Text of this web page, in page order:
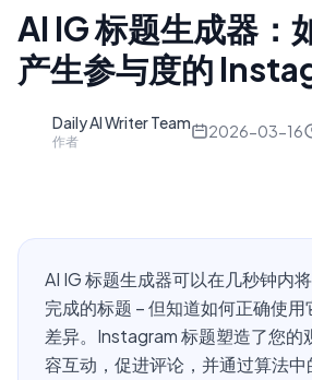
AI IG 标题生成器：
产生参与度的
Daily AI Writer Team
作者
2026-03-16
AI IG 标题生成器可以在几秒钟内
完成的标题 – 但知道如何正确使
差异。Instagram 标题塑造了您的
容互动，促进评论，并通过算法